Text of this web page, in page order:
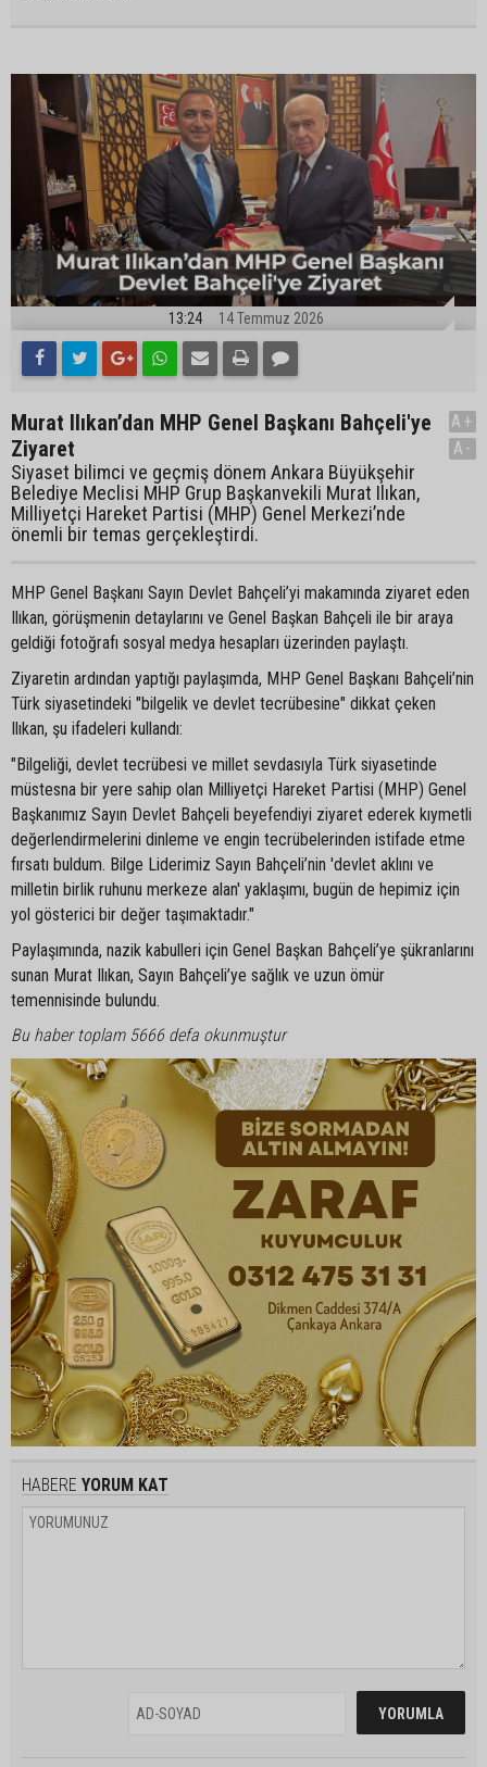
13:24 14 Temmuz 2026
Murat Ilıkan’dan MHP Genel Başkanı Bahçeli'ye
Ziyaret
Siyaset bilimci ve geçmiş dönem Ankara Büyükşehir
Belediye Meclisi MHP Grup Başkanvekili Murat Ilıkan,
Milliyetçi Hareket Partisi (MHP) Genel Merkezi’nde
önemli bir temas gerçekleştirdi.
A+
A-
MHP Genel Başkanı Sayın Devlet Bahçeli’yi makamında ziyaret eden
Ilıkan, görüşmenin detaylarını ve Genel Başkan Bahçeli ile bir araya
geldiği fotoğrafı sosyal medya hesapları üzerinden paylaştı.
Ziyaretin ardından yaptığı paylaşımda, MHP Genel Başkanı Bahçeli’nin
Türk siyasetindeki "bilgelik ve devlet tecrübesine" dikkat çeken
Ilıkan, şu ifadeleri kullandı:
"Bilgeliği, devlet tecrübesi ve millet sevdasıyla Türk siyasetinde
müstesna bir yere sahip olan Milliyetçi Hareket Partisi (MHP) Genel
Başkanımız Sayın Devlet Bahçeli beyefendiyi ziyaret ederek kıymetli
değerlendirmelerini dinleme ve engin tecrübelerinden istifade etme
fırsatı buldum. Bilge Liderimiz Sayın Bahçeli’nin 'devlet aklını ve
milletin birlik ruhunu merkeze alan' yaklaşımı, bugün de hepimiz için
yol gösterici bir değer taşımaktadır."
Paylaşımında, nazik kabulleri için Genel Başkan Bahçeli’ye şükranlarını
sunan Murat Ilıkan, Sayın Bahçeli’ye sağlık ve uzun ömür
temennisinde bulundu.
Bu haber toplam 5666 defa okunmuştur
HABERE YORUM KAT